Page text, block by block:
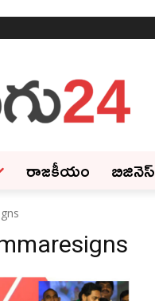
రాజకీయం బిజినెస్‌